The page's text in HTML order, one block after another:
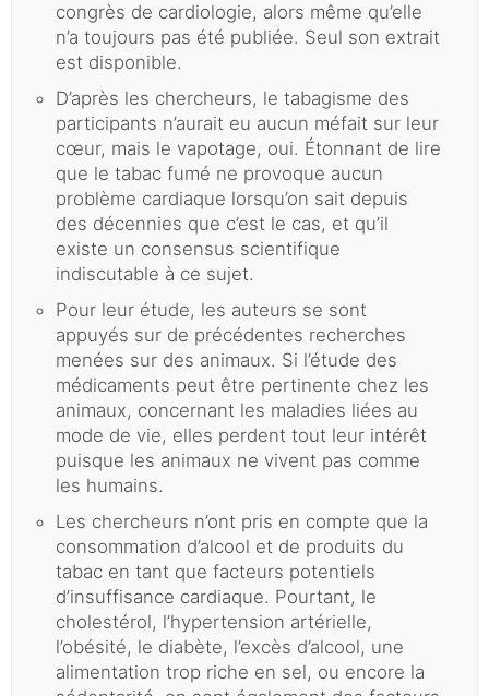
congrès de cardiologie, alors même qu’elle
n’a toujours pas été publiée. Seul son extrait
est disponible.
D’après les chercheurs, le tabagisme des
participants n’aurait eu aucun méfait sur leur
cœur, mais le vapotage, oui. Étonnant de lire
que le tabac fumé ne provoque aucun
problème cardiaque lorsqu’on sait depuis
des décennies que c’est le cas, et qu’il
existe un consensus scientifique
indiscutable à ce sujet.
Pour leur étude, les auteurs se sont
appuyés sur de précédentes recherches
menées sur des animaux. Si l’étude des
médicaments peut être pertinente chez les
animaux, concernant les maladies liées au
mode de vie, elles perdent tout leur intérêt
puisque les animaux ne vivent pas comme
les humains.
Les chercheurs n’ont pris en compte que la
consommation d’alcool et de produits du
tabac en tant que facteurs potentiels
d’insuffisance cardiaque. Pourtant, le
cholestérol, l’hypertension artérielle,
l’obésité, le diabète, l’excès d’alcool, une
alimentation trop riche en sel, ou encore la